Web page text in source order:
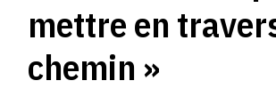
mettre en
chemin »